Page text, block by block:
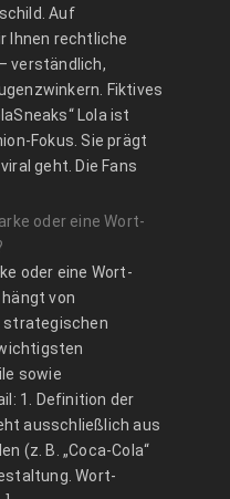
Auf
Ihnen rechtliche
verständlich,
Fiktives
Lola ist
Fokus. Sie prägt
geht. Die Fans
oder eine Wort-
oder eine Wort-
von
strategischen
sowie
1. Definition der
ausschließlich aus
(z. B. „Coca-Cola“
Wort-